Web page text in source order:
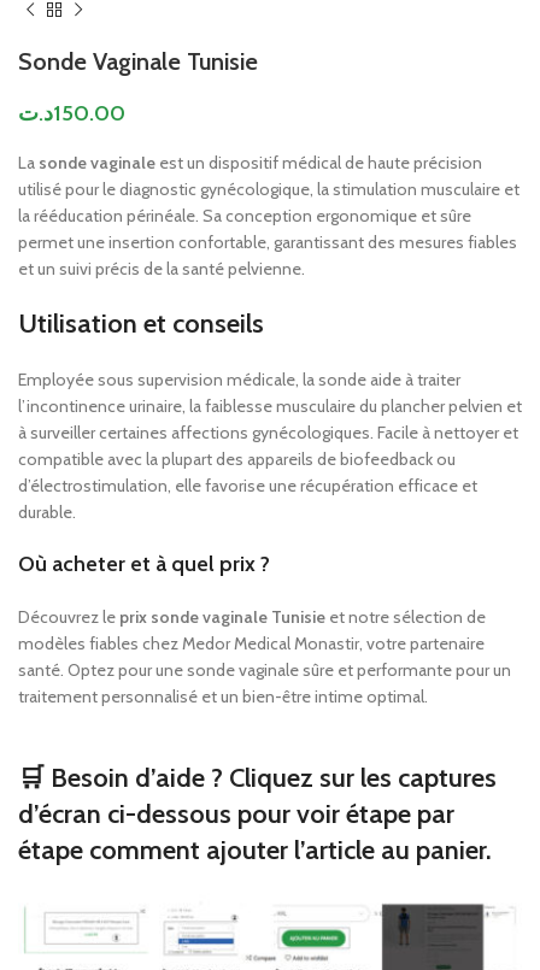
Sonde Vaginale Tunisie
150.00د.ت
La sonde vaginale est un dispositif médical de haute précision
utilisé pour le diagnostic gynécologique, la stimulation musculaire et
la rééducation périnéale. Sa conception ergonomique et sûre
permet une insertion confortable, garantissant des mesures fiables
et un suivi précis de la santé pelvienne.
Utilisation et conseils
Employée sous supervision médicale, la sonde aide à traiter
l’incontinence urinaire, la faiblesse musculaire du plancher pelvien et
à surveiller certaines affections gynécologiques. Facile à nettoyer et
compatible avec la plupart des appareils de biofeedback ou
d’électrostimulation, elle favorise une récupération efficace et
durable.
Où acheter et à quel prix ?
Découvrez le prix sonde vaginale Tunisie et notre sélection de
modèles fiables chez Medor Medical Monastir, votre partenaire
santé. Optez pour une sonde vaginale sûre et performante pour un
traitement personnalisé et un bien-être intime optimal.
🛒 Besoin d’aide ? Cliquez sur les captures
d’écran ci-dessous pour voir étape par
étape comment ajouter l’article au panier.